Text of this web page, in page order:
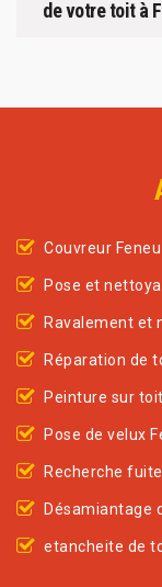
de votre toit à
Couvreur
Pose et
Ravalement et
Réparation de
Peinture sur
Pose de velux
Recherche
Désamiantage
etancheite de